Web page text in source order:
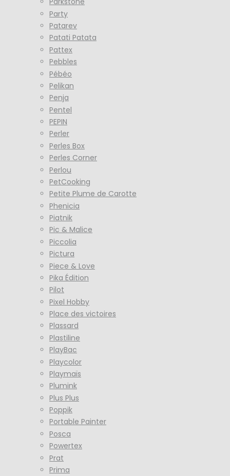
Party
Patarev
Patati Patata
Pattex
Pebbles
Pébéo
Pelikan
Penja
Pentel
PEPIN
Perler
Perles Box
Perles Corner
Perlou
PetCooking
Petite Plume de Carotte
Phenicia
Piatnik
Pic & Malice
Piccolia
Pictura
Piece & Love
Pika Édition
Pilot
Pixel Hobby
Place des victoires
Plassard
Plastiline
PlayBac
Playcolor
Playmaïs
Plumink
Plus Plus
Poppik
Portable Painter
Posca
Powertex
Prat
Prima